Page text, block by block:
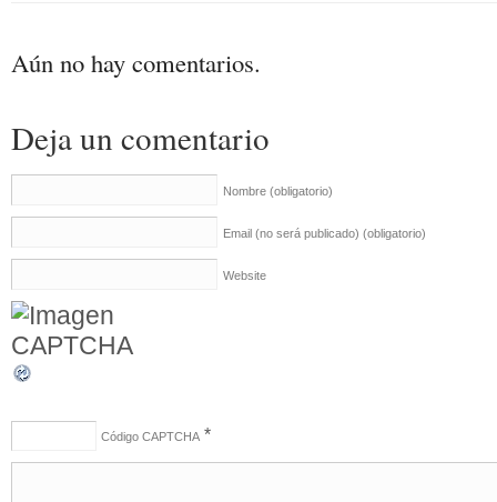
Aún no hay comentarios.
Deja un comentario
Nombre (obligatorio)
Email (no será publicado) (obligatorio)
Website
Código CAPTCHA *